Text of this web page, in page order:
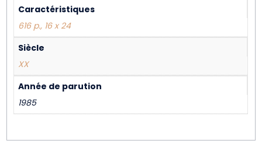
Caractéristiques
616 p., 16 x 24
Siècle
XX
Année de parution
1985